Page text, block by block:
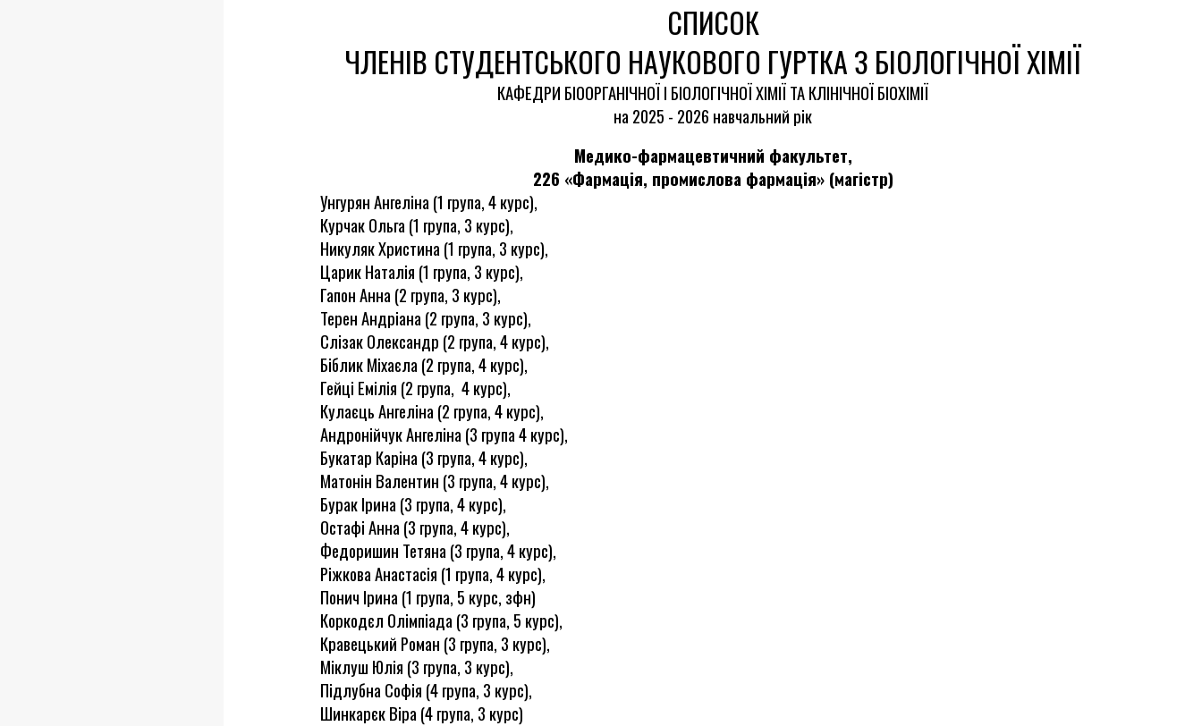
СПИСОК
ЧЛЕНІВ СТУДЕНТСЬКОГО НАУКОВОГО ГУРТКА З БІОЛОГІЧНОЇ ХІМІЇ
КАФЕДРИ БІООРГАНІЧНОЇ І БІОЛОГІЧНОЇ ХІМІЇ ТА КЛІНІЧНОЇ БІОХІМІЇ
на 2025 - 2026 навчальний рік
Медико-фармацевтичний факультет,
226 «Фармація, промислова фармація» (магістр)
Унгурян Ангеліна (1 група, 4 курс),
Курчак Ольга (1 група, 3 курс),
Никуляк Христина (1 група, 3 курс),
Царик Наталія (1 група, 3 курс),
Гапон Анна (2 група, 3 курс),
Терен Андріана (2 група, 3 курс),
Слізак Олександр (2 група, 4 курс),
Біблик Міхаєла (2 група, 4 курс),
Гейці Емілія (2 група, 4 курс),
Кулаєць Ангеліна (2 група, 4 курс),
Андронійчук Ангеліна (3 група 4 курс),
Букатар Каріна (3 група, 4 курс),
Матонін Валентин (3 група, 4 курс),
Бурак Ірина (3 група, 4 курс),
Остафі Анна (3 група, 4 курс),
Федоришин Тетяна (3 група, 4 курс),
Ріжкова Анастасія (1 група, 4 курс),
Понич Ірина (1 група, 5 курс, зфн)
Коркодєл Олімпіада (3 група, 5 курс),
Кравецький Роман (3 група, 3 курс),
Міклуш Юлія (3 група, 3 курс),
Підлубна Софія (4 група, 3 курс),
Шинкарєк Віра (4 група, 3 курс)